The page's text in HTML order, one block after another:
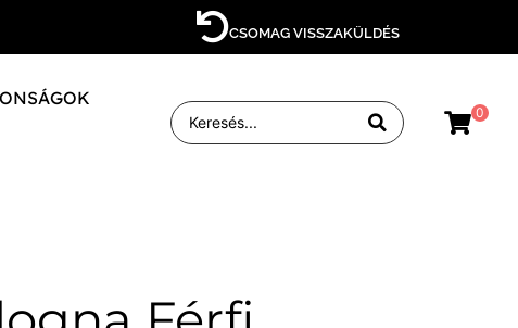
CSOMAG VISSZAKÜLDÉS
0